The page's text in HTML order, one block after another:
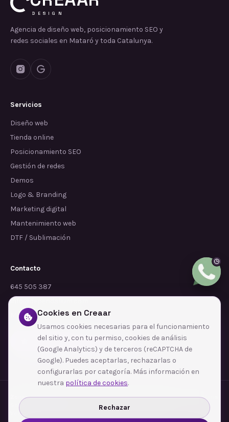
DESIGN
Agencia de diseño web, posicionamiento SEO y
redes sociales en Mataró y toda Catalunya.
Servicios
Diseño web
Tienda online
Posicionamiento SEO
Gestión de redes
Demos
Logo & Branding
Marketing digital
Mantenimiento web
DTF / Sublimación
Contacto
645 505 387
info@dependalium.com
Mataró (Barcelona)
Déjanos tu reseña en Google
Zonas de cobertura·Barcelona·L'Hospitalet de Llobregat·Terrassa·Badalona
Sabadell
Santa Coloma de Gramenet
Ver todas las zonas →
Cookies en Creaar
Usamos cookies necesarias para el funcionamiento
del sitio y, con tu permiso, cookies de análisis
(Google Analytics) y de terceros (reCAPTCHA de
Google). Puedes aceptarlas, rechazarlas o
configurarlas por categoría. Más información en
nuestra política de cookies.
Rechazar